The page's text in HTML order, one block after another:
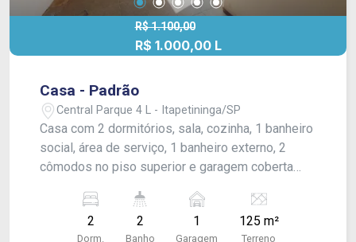
R$ 1.100,00
R$ 1.000,00 L
Casa - Padrão
Central Parque 4 L - Itapetininga/SP
Casa com 2 dormitórios, sala, cozinha, 1 banheiro
social, área de serviço, 1 banheiro externo, 2
cômodos no piso superior e garagem coberta
#estudantes
2
Dorm.
2
Banho
1
Garagem
125 m²
Terreno